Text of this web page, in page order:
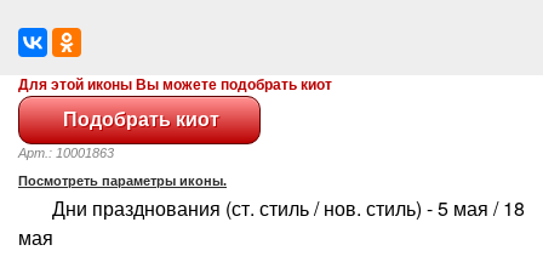
Для этой иконы Вы можете подобрать киот
Арт.: 10001863
Посмотреть параметры иконы.
Дни празднования (ст. стиль / нов. стиль) - 5 мая / 18
мая